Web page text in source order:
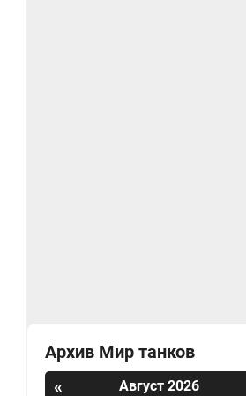
Архив Мир танков
«
Август 2026